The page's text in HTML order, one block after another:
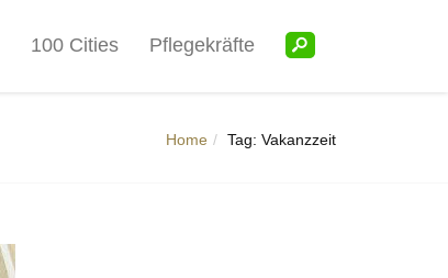
100 Cities Pflegekräfte
Home Tag: Vakanzzeit